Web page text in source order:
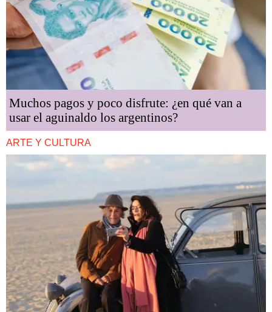
Muchos pagos y poco disfrute: ¿en qué van a
usar el aguinaldo los argentinos?
ARTE Y CULTURA